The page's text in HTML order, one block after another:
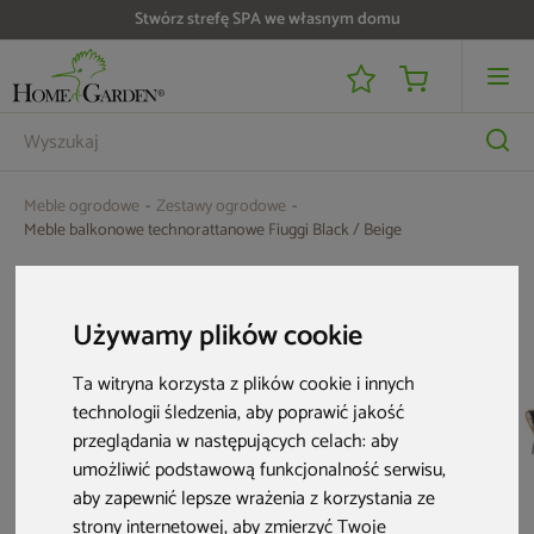
Używamy plików cookie
Ta witryna korzysta z plików cookie i innych
technologii śledzenia, aby poprawić jakość
przeglądania w następujących celach:aby
umożliwić podstawową funkcjonalność serwisu,
aby zapewnić lepsze wrażenia z korzystania ze
strony internetowej,aby zmierzyć Twoje
Stwórz strefę SPA we własnym domu
Do 25 000 zł zwrotu na kartę i raty RRSO 0%
Meble ogrodowe
Zestawy ogrodowe
Meble balkonowe technorattanowe Fiuggi Black / Beige
Nowość